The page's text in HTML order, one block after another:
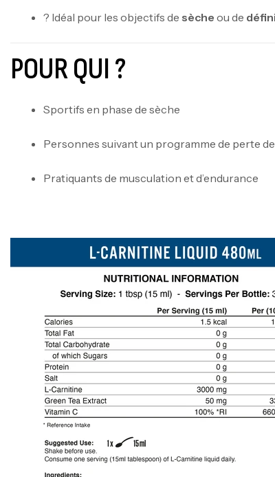
? Idéal pour les objectifs de sèche ou de
POUR QUI ?
Sportifs en phase de sèche
Personnes suivant un programme de perte
Pratiquants de musculation et d’endurance